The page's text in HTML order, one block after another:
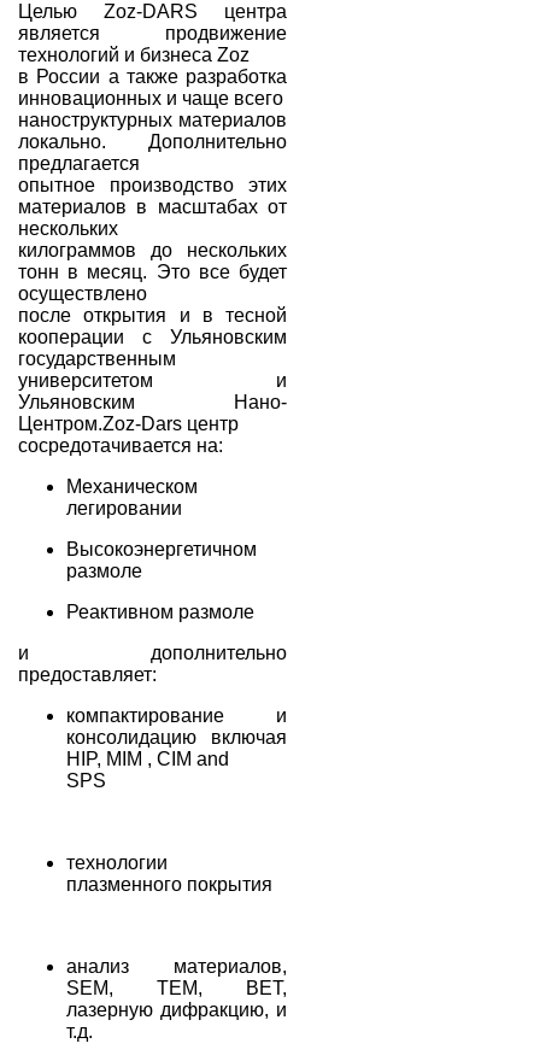
Целью Zoz-DARS центра
является продвижение
технологий и бизнеса Zoz
в России а также разработка
инновационных и чаще всего
наноструктурных материалов
локально. Дополнительно
предлагается
опытное производство этих
материалов в масштабах от
нескольких
килограммов до нескольких
тонн в месяц. Это все будет
осуществлено
после открытия и в тесной
кооперации с Ульяновским
государственным
университетом и
Ульяновским Нано-
Центром.Zoz-Dars центр
сосредотачивается на:
Механическом
легировании
Высокоэнергетичном
размоле
Реактивном размоле
и дополнительно
предоставляет:
компактирование и
консолидацию включая
HIP, MIM , CIM and
SPS
технологии
плазменного покрытия
анализ материалов,
SEM, TEM, BET,
лазерную дифракцию, и
т.д.